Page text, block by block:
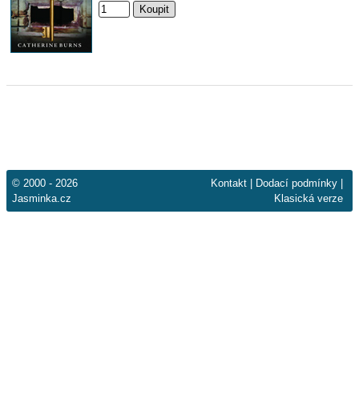
© 2000 - 2026
Jasminka.cz
Kontakt Dodací podmínky